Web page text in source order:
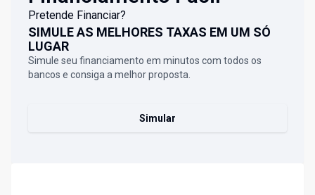
Pretende Financiar?
SIMULE AS MELHORES TAXAS EM UM SÓ
LUGAR
Simule seu financiamento em minutos com todos os
bancos e consiga a melhor proposta.
Simular